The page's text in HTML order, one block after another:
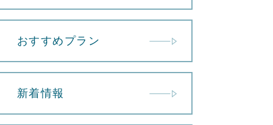
おすすめプラン
新着情報